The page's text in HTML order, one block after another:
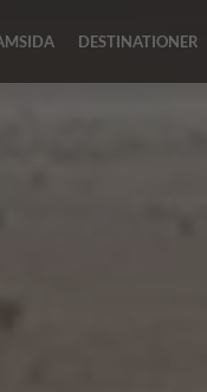
DESTINATIONER